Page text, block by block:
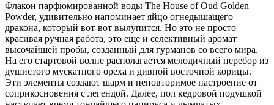
Флакон парфюмированной воды The House of Oud Golden
Powder, удивительно напоминает яйцо огнедышащего
дракона, который вот-вот вылупится. Но это не просто
красивая ручная работа, это еще и селективный аромат
высочайшей пробы, созданный для гурманов со всего мира.
На его стартовой волне располагается мелодичный перебор из
душистого мускатного ореха и дивной восточной корицы.
Эти элементы создают шарм и неповторимое настроение от
соприкосновения с легендой. Далее, пол кедровой подушкой